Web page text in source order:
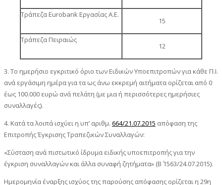
Τράπεζα Eurobank Εργασίας Α.Ε.
15
Τράπεζα Πειραιώς
12
3. Το ημερήσιο εγκριτικό όριο των Ειδικών Υποεπιτροπών για κάθε Π.Ι.
ανά εργάσιμη ημέρα για τα ως άνω εκκρεμή αιτήματα ορίζεται από 0
έως 100.000 ευρώ ανά πελάτη (με μια ή περισσότερες ημερήσιες
συναλλαγές).
4. Κατά τα λοιπά ισχύει η υπ’ αριθμ. 664/21.07.2015 απόφαση της
Επιτροπής Έγκρισης Τραπεζικών Συναλλαγών:
«Σύσταση ανά πιστωτικό ίδρυμα ειδικής υποεπιτροπής για την
έγκριση συναλλαγών και άλλα συναφή ζητήματα» (Β΄ 1563/24.07.2015).
Ημερομηνία έναρξης ισχύος της παρούσης απόφασης ορίζεται η 29η